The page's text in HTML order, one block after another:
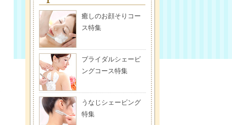
癒しのお顔そりコー
ス特集
ブライダルシェービ
ングコース特集
うなじシェービング
特集